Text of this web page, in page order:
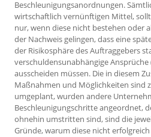
Beschleunigungsanordnungen.
wirtschaftlich vernünftigen Mittel,
nur, wenn diese nicht bestehen oder
der Nachweis gelingen, dass eine
der Risikosphäre des Auftraggebers
verschuldensunabhängige Ansprüche
ausscheiden müssen. Die in diesem
Maßnahmen und Möglichkeiten sind
umgeplant, wurden andere
Beschleunigungschritte angeordnet,
ohnehin umstritten sind, sind die
Gründe, warum diese nicht